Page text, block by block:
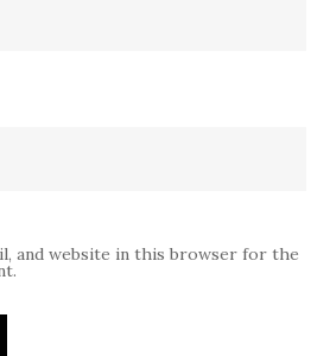
and website in this browser for the